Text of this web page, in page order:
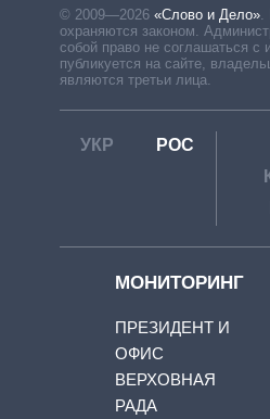
© 2009—2026 «Слово и Дело».
охраняются законом.
собой право не соглашаться с
публикуется на сайте,
являются третьи лица.
УКР РОС
МОНИТОРИНГ
ПРЕЗИДЕНТ И
ОФИС
ВЕРХОВНАЯ
РАДА